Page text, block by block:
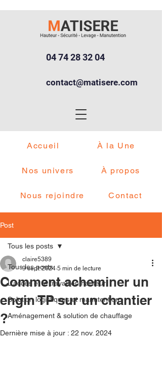
04 74 28 32 04
contact@matisere.com
Accueil À la Une
Nos univers À propos
Nous rejoindre Contact
Post
Tous les posts
L'accès et le travail en hauteur
Solution logistiques et manutention
Aménagement & solution de chauffage
Tous les posts
Comment acheminer un
engin TP sur un chantier
?
claire5389
9 sept. 2024 5 min de lecture
Dernière mise à jour : 22 nov. 2024